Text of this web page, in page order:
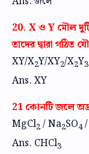
20. X ও Y মৌল
তাদের দ্বারা গঠিত
XY/X2Y/XY2/X2Y3
Ans. XY
21 কোনটি জলে
MgCl2/ Na2SO4/
Ans. CHCl3